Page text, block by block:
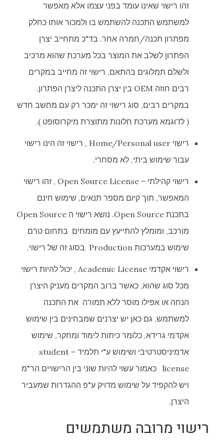
זהו רישוי שאינו עומד בפני עצמו אלא מאפשר
למשתמש התכנה להשתמש בו ולמכור אותו כחלק
מפתרון תכנה/חמרה אחר. בד"כ מתחייב יצרן
הפתרון לשלב את המוצר בכל מערכת שהוא מרכיב
ולשלם תמלוגים בהתאם. רישוי זה מחייב במקרים
רבים חוזה OEM בין יצרן התכנה ליצרן הפתרון.
במקרים רבים, סוג רישוי זה ימכר רק עם מחשב חדש
( לדוגמא מערכת חלונות מתוצרת מיקרוסופט ).
רישוי Home/Personal user , רישוי זה הינו רישוי
עבור שימוש ביתי, לא מסחרי.
רישוי קהילתי – Open Source License , זהו רישוי
המאפשר, תוך קיום מספר תנאים, שימוש חינם
בתכנת Open Source. נושא רישוי ה Open Source
מורכב, ומומלץ להתייעץ עם מומחים בתחום טרם
שימוש במערכות Production בסוג זה של רישוי.
רישוי אקדמי Academic License , יכול להיות רישוי
מכל סוג שהוא, כאשר ברוב המקרים מעניק היצרן
הנחה או אפילו מוסר ללא תמורה את התכנה
למשתמש. גם כאן יש יצרנים שמבחינים בין שימוש
אקדמי גרידא, כלומר כיתות לימוד ומחקר, שימוש
אדמיניסטרטיבי ושימוש ע"י תלמיד – student
license כאמור עשוי להיות שוני בין הרישויים הר"מ
ויש להקפיד על שימוש מדויק ע"פ ההגדרות שמעביר
היצרן.
רישוי מרובה משתמשים